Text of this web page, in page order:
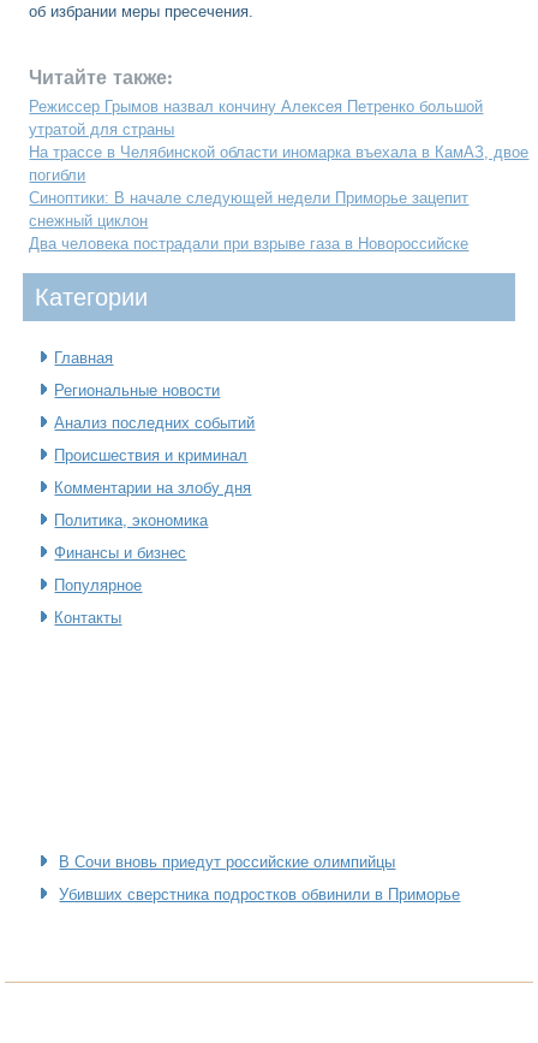
об избрании меры пресечения.
Читайте также:
Режиссер Грымов назвал кончину Алексея Петренко большой
утратой для страны
На трассе в Челябинской области иномарка въехала в КамАЗ, двое
погибли
Синоптики: В начале следующей недели Приморье зацепит
снежный циклон
Два человека пострадали при взрыве газа в Новороссийске
Категοрии
Главная
Региональные новости
Анализ последних событий
Происшествия и криминал
Комментарии на злобу дня
Политика, экономика
Финансы и бизнес
Популярное
Контакты
В Сочи вновь приедут российские олимпийцы
Убивших сверстника подростков обвинили в Приморье